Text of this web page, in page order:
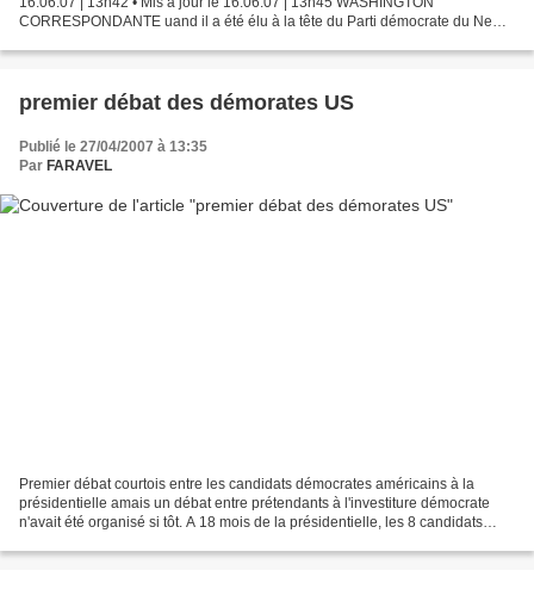
CORRESPONDANTE uand il a été élu à la tête du Parti démocrate du New
premier débat des démorates US
Publié le 27/04/2007 à 13:35
Par FARAVEL
Premier débat courtois entre les candidats démocrates américains à la
présidentielle amais un débat entre prétendants à l'investiture démocrate
n'avait été organisé si tôt. A 18 mois de la présidentielle, les 8 candidats